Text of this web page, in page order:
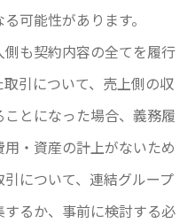
可能性があります。
も契約内容の全てを履行
引について、売上側の収
とになった場合、義務履
・資産の計上がないため
について、連結グループ
るか、事前に検討する必